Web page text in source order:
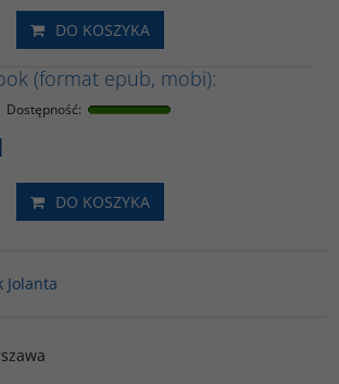
DO KOSZYKA
(format epub, mobi):
Dostępność:
DO KOSZYKA
Jolanta